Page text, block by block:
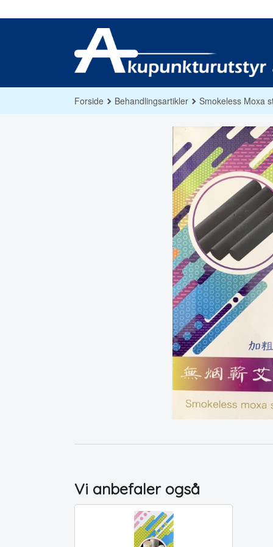
til
Forside Behandlingsartikler Smokeless Moxa
Vi anbefaler også